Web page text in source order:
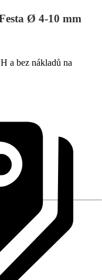
Ø 4-10 mm
a bez nákladů na